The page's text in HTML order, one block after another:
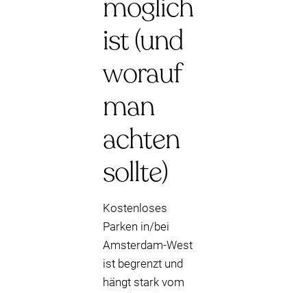
möglich
ist (und
worauf
man
achten
sollte)
Kostenloses
Parken in/bei
Amsterdam-West
ist begrenzt und
hängt stark vom